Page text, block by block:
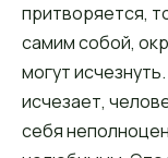
притворяется,
самим собой,
могут
исчезает,
себя